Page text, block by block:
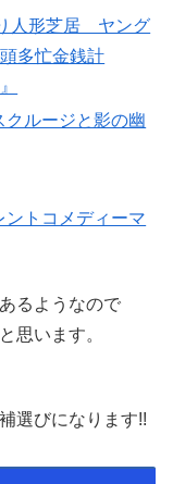
人形芝居 ヤング
多忙金銭計
クルージと影の幽
ントコメディーマ
るようなので
思います。
選びになります!!